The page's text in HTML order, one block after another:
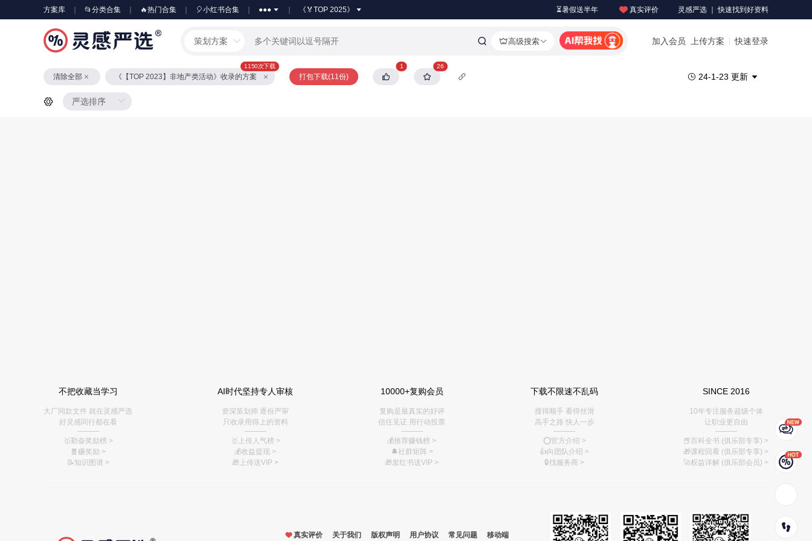
方案库 📂分类合集 🔥热门合集 🎈小红书合集 ●●● 《🏅TOP 2025》 ⏳暑假送半年 真实评价 灵感严选 ｜ 快速找到好资料
策划方案 高级搜索 加入会员 上传方案 快速登录
清除全部
1150次下载
《【TOP 2023】非地产类活动》收录的方案 打包下载(11份)
1 26
24-1-23 更新
不把收藏当学习
大厂同款文件 就在灵感严选
好灵感同行都在看
———
🥇勤奋奖励榜 >
🧧赚奖励 >
📝知识图谱 >
AI时代坚持专人审核
资深策划师 逐份严审
只收录用得上的资料
———
🥇上传人气榜 >
💰收益提现 >
🎁上传送VIP >
10000+复购会员
复购是最真实的好评
信任见证 用行动投票
———
💰推荐赚钱榜 >
🔔社群矩阵>
🎁发红书送VIP >
下载不限速不乱码
搜得顺手 看得丝滑
高手之路 快人一步
———
⭕️官方介绍 >
👍向团队介绍 >
🔒找服务商 >
SINCE 2016
10年专注服务超级个体
让职业更自由
———
📕百科全书 (俱乐部专享) >
🎁课程回看 (俱乐部专享) >
🚀权益详解 (俱乐部会员) >
真实评价 关于我们 版权声明 用户协议 常见问题 移动端